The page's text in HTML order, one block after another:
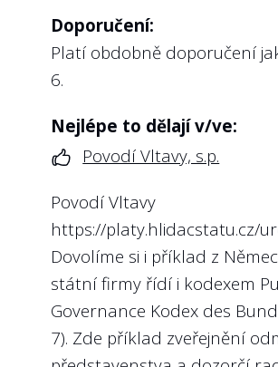
Doporučení:
Platí obdobně doporučení
6.
Nejlépe to dělají v/ve:
Povodí Vltavy, s.p.
Povodí Vltavy
https://platy.hlidacstatu.cz/
Dovolíme si i příklad z
státní firmy řídí i kodexem
Governance Kodex des
7). Zde příklad zveřejnění